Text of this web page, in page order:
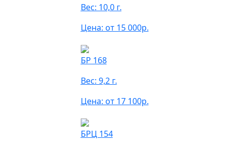
Вес: 10,0 г.
Цена: от 15 000р.
БР 168
Вес: 9,2 г.
Цена: от 17 100р.
БРЦ 154